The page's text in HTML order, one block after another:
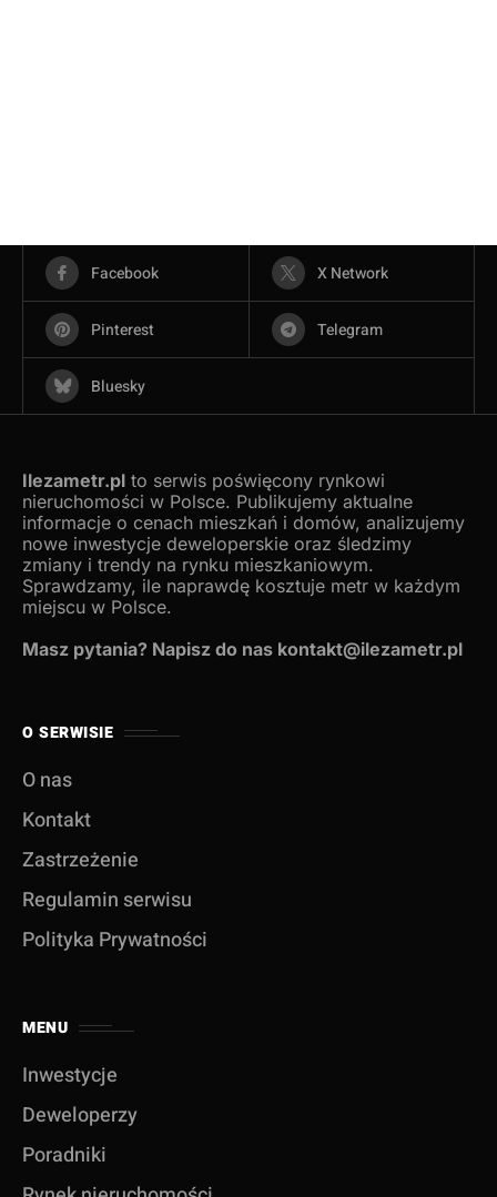
Facebook X Network
Pinterest Telegram
Bluesky
Ilezametr.pl to serwis poświęcony rynkowi
nieruchomości w Polsce. Publikujemy aktualne
informacje o cenach mieszkań i domów, analizujemy
nowe inwestycje deweloperskie oraz śledzimy
zmiany i trendy na rynku mieszkaniowym.
Sprawdzamy, ile naprawdę kosztuje metr w każdym
miejscu w Polsce.
Masz pytania? Napisz do nas kontakt@ilezametr.pl
O SERWISIE
O nas
Kontakt
Zastrzeżenie
Regulamin serwisu
Polityka Prywatności
MENU
Inwestycje
Deweloperzy
Poradniki